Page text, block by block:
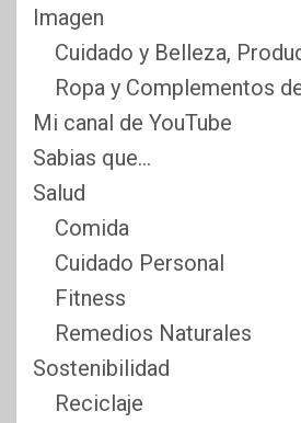
Imagen
Cuidado y Belleza,
Ropa y Complementos
Mi canal de YouTube
Sabias que…
Salud
Comida
Cuidado Personal
Fitness
Remedios Naturales
Sostenibilidad
Reciclaje